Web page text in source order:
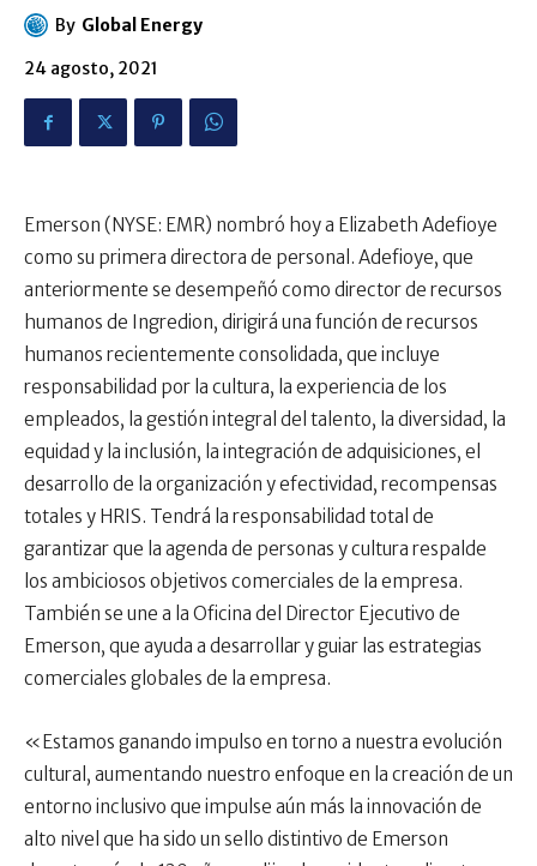
By Global Energy
24 agosto, 2021
Emerson (NYSE: EMR) nombró hoy a Elizabeth Adefioye
como su primera directora de personal. Adefioye, que
anteriormente se desempeñó como director de recursos
humanos de Ingredion, dirigirá una función de recursos
humanos recientemente consolidada, que incluye
responsabilidad por la cultura, la experiencia de los
empleados, la gestión integral del talento, la diversidad, la
equidad y la inclusión, la integración de adquisiciones, el
desarrollo de la organización y efectividad, recompensas
totales y HRIS. Tendrá la responsabilidad total de
garantizar que la agenda de personas y cultura respalde
los ambiciosos objetivos comerciales de la empresa.
También se une a la Oficina del Director Ejecutivo de
Emerson, que ayuda a desarrollar y guiar las estrategias
comerciales globales de la empresa.
«Estamos ganando impulso en torno a nuestra evolución
cultural, aumentando nuestro enfoque en la creación de un
entorno inclusivo que impulse aún más la innovación de
alto nivel que ha sido un sello distintivo de Emerson